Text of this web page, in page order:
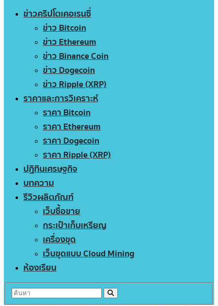
ข่าวคริปโตเคอเรนซี่
ข่าว Bitcoin
ข่าว Ethereum
ข่าว Binance Coin
ข่าว Dogecoin
ข่าว Ripple (XRP)
ราคาและการวิเคราะห์
ราคา Bitcoin
ราคา Ethereum
ราคา Dogecoin
ราคา Ripple (XRP)
ปฏิทินเศรษฐกิจ
บทความ
รีวิวผลิตภัณฑ์
เว็บซื้อขาย
กระเป๋าเก็บเหรียญ
เครื่องขุด
เว็บขุดแบบ Cloud Mining
ห้องเรียน